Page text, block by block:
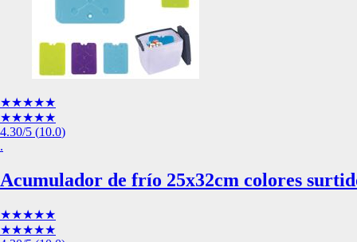
★★★★★
★★★★★
4.30/5 (10.0)
.
Acumulador de frío 25x32cm colores
★★★★★
★★★★★
Información de las